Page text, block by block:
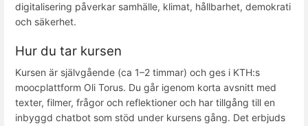
digitalisering påverkar samhälle, klimat, hållbarhet, demokrati
och säkerhet.
Hur du tar kursen
Kursen är självgående (ca 1–2 timmar) och ges i KTH:s
moocplattform Oli Torus. Du går igenom korta avsnitt med
texter, filmer, frågor och reflektioner och har tillgång till en
inbyggd chatbot som stöd under kursens gång. Det erbjuds